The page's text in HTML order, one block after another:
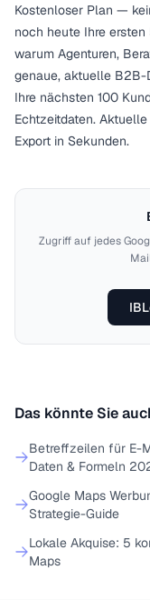
Kostenloser Plan —
noch heute Ihre
warum Agenturen,
genaue, aktuelle B2B-
Ihre nächsten 100
Echtzeitdaten.
Export in Sekunden.
Zugriff auf jedes
Das könnte Sie
Betreffzeilen für E-
Daten & Formeln
Google Maps
Strategie-Guide
Lokale Akquise: 5
Maps